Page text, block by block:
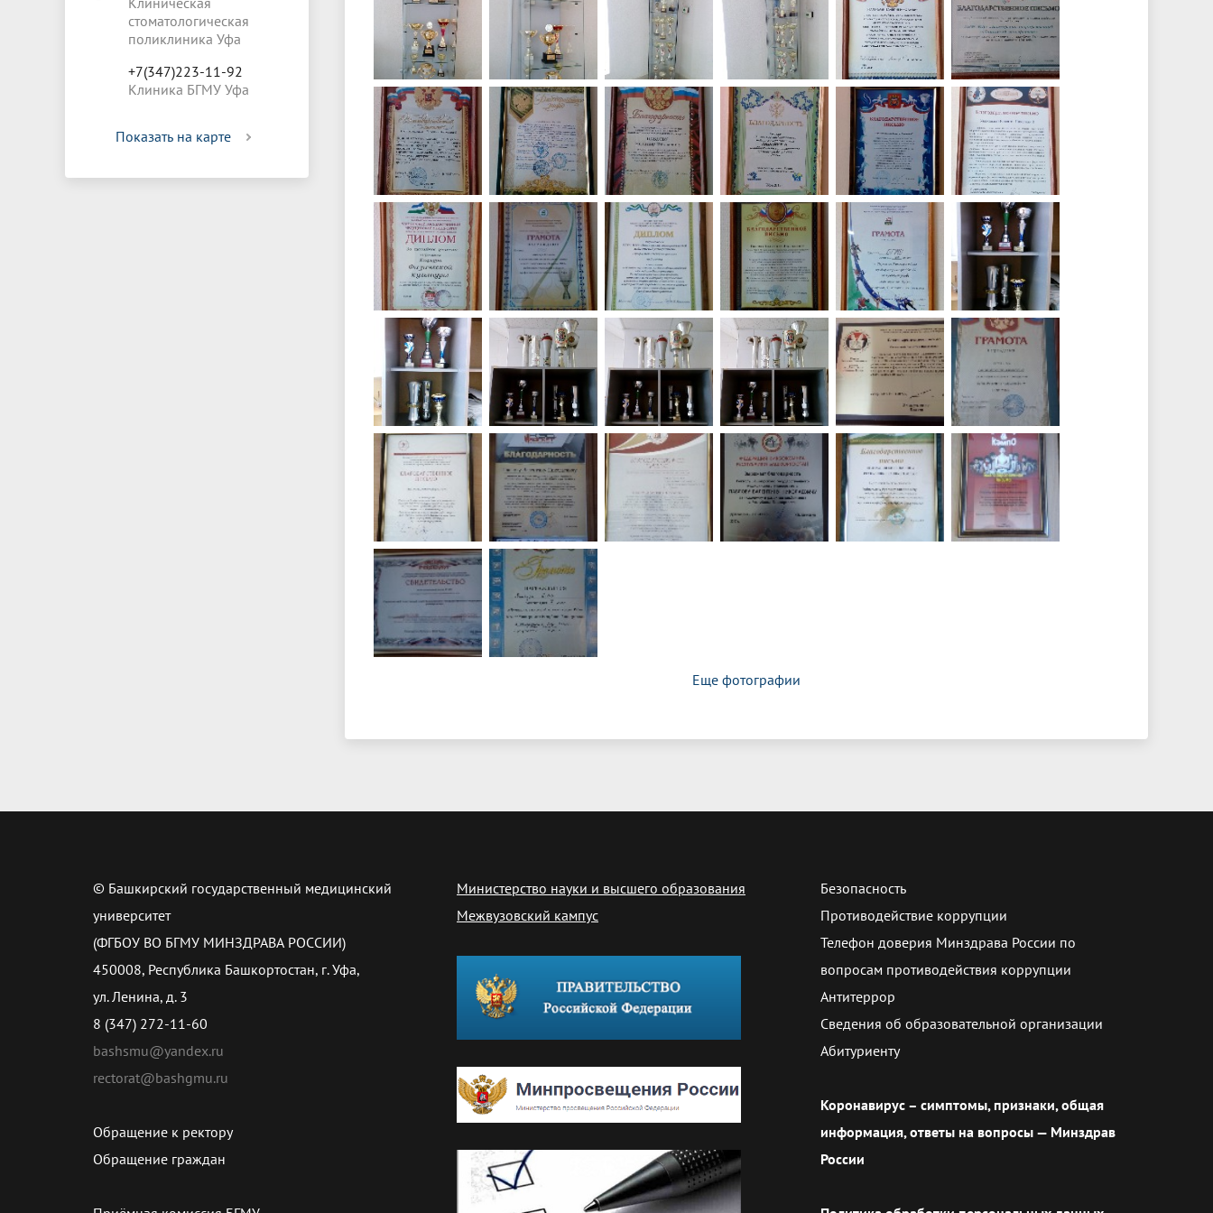
стоматологическая
поликлиника Уфа
+7(347)223-11-92
Клиника БГМУ Уфа
Показать на карте
Еще фотографии
© Башкирский государственный медицинский
университет
(ФГБОУ ВО БГМУ МИНЗДРАВА РОССИИ)
450008, Республика Башкортостан, г. Уфа,
ул. Ленина, д. 3
8 (347) 272-11-60
bashsmu@yandex.ru
rectorat@bashgmu.ru
Обращение к ректору
Обращение граждан
Министерство науки и высшего образования
Межвузовский кампус
Безопасность
Противодействие коррупции
Телефон доверия Минздрава России по
вопросам противодействия коррупции
Антитеррор
Сведения об образовательной организации
Абитуриенту
Коронавирус – симптомы, признаки, общая
информация, ответы на вопросы — Минздрав
России